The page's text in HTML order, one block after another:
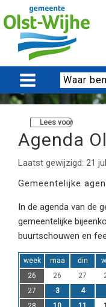
Lees voor
Agenda
Laatst gewijzigd: 21
Gemeentelijke
In de agenda van de
gemeentelijke
buurtschouwen en
week maa din
26
26 27
27
3 4